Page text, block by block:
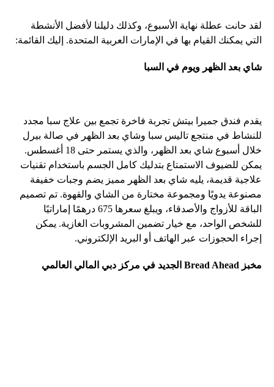
لقد حانت عطلة نهاية الأسبوع، وكذلك دليلنا لأفضل الأنشطة
التي يمكنك القيام بها في الإمارات العربية المتحدة. إليك القائمة:
شاي بعد الظهر ويوم في السبا
يقدم فندق جميرا بيتش تجربة فاخرة تجمع بين علاج سبا مجدد
للنشاط في منتجع تاليس سبا وشاي بعد الظهر في صالة بيرل
خلال أسبوع شاي بعد الظهر، والذي يستمر حتى 18 أغسطس.
يمكن للضيوف الاستمتاع بتدليك كامل الجسم باستخدام تقنيات
علاجية قديمة، يليه شاي بعد الظهر مميز يضم وجبات خفيفة
مصنوعة يدويًا ومجموعة مختارة من الشاي والقهوة. تم تصميم
الباقة للأزواج والأصدقاء، ويبلغ سعرها 675 درهمًا إماراتيًا
للشخص الواحد، مع خيار تضمين المشروبات الغازية. يمكن
إجراء الحجوزات عبر الهاتف أو البريد الإلكتروني.
مخبز Bread Ahead الجديد في مركز دبي المالي العالمي